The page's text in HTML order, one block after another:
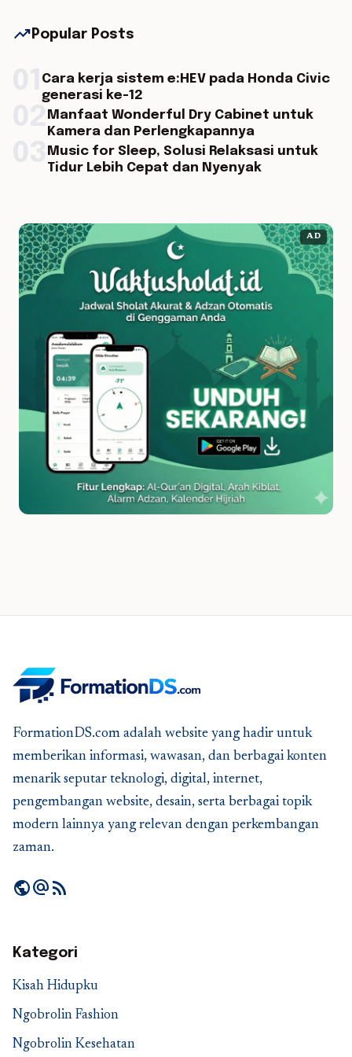
trending_up Popular Posts
Cara kerja sistem e:HEV pada Honda Civic
generasi ke-12
Manfaat Wonderful Dry Cabinet untuk
Kamera dan Perlengkapannya
Music for Sleep, Solusi Relaksasi untuk
Tidur Lebih Cepat dan Nyenyak
AD
FormationDS.com adalah website yang hadir untuk
memberikan informasi, wawasan, dan berbagai konten
menarik seputar teknologi, digital, internet,
pengembangan website, desain, serta berbagai topik
modern lainnya yang relevan dengan perkembangan
zaman.
publicalternate_emailrss_feed
Kategori
Kisah Hidupku
Ngobrolin Fashion
Ngobrolin Kesehatan